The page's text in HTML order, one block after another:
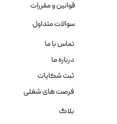
قوانین و مقررات
سوالات متداول
تماس با ما
درباره ما
ثبت شکایات
فرصت های شغلی
بلاگ